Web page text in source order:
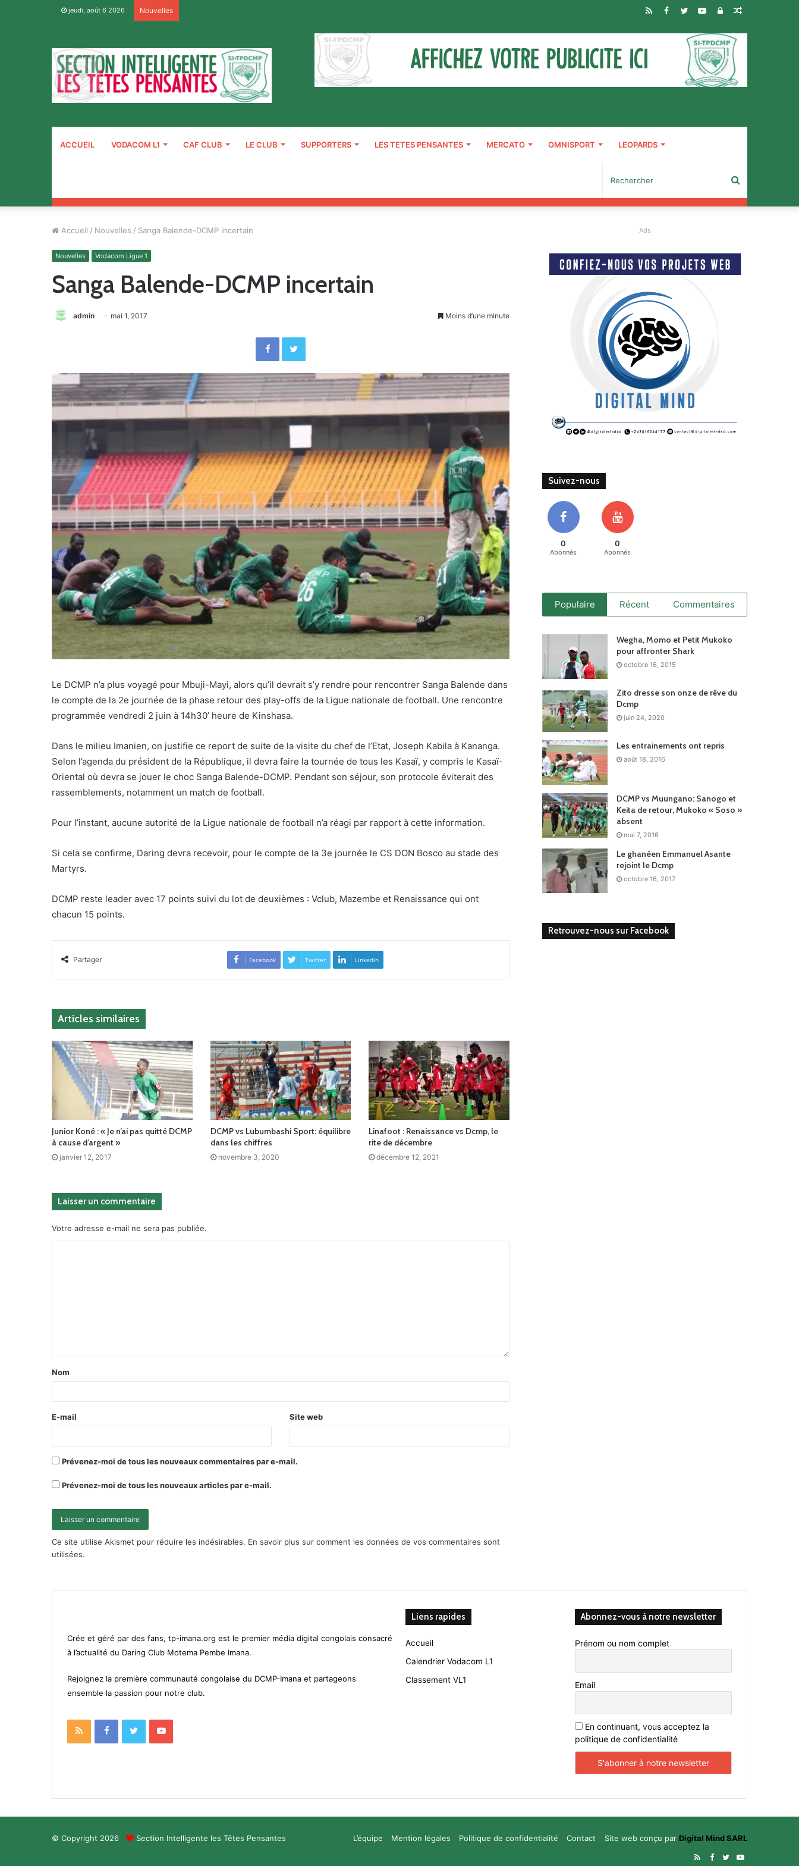
jeudi, août 6 2026 Nouvelles Article
Connexion
YouTube
Twitter
Facebook
RSS
ACCUEIL VODACOM L1 CAF CLUB LE CLUB SUPPORTERS LES TETES PENSANTES MERCATO OMNISPORT LEOPARDS
Accueil / Nouvelles / Sanga Balende-DCMP incertain
Nouvelles Vodacom Ligue 1
Sanga Balende-DCMP incertain
admin mai 1, 2017 Moins d’une minute
FacebookTwitter
Le DCMP n’a plus voyagé pour Mbuji-Mayi, alors qu’il devrait s’y rendre pour rencontrer Sanga Balende dans
le compte de la 2e journée de la phase retour des play-offs de la Ligue nationale de football. Une rencontre
programmée vendredi 2 juin à 14h30’ heure de Kinshasa.
Dans le milieu Imanien, on justifie ce report de suite de la visite du chef de l’Etat, Joseph Kabila à Kananga.
Selon l’agenda du président de la République, il devra faire la tournée de tous les Kasaï, y compris le Kasaï-
Oriental où devra se jouer le choc Sanga Balende-DCMP. Pendant son séjour, son protocole éviterait des
rassemblements, notamment un match de football.
Pour l’instant, aucune autorité de la Ligue nationale de football n’a réagi par rapport à cette information.
Si cela se confirme, Daring devra recevoir, pour le compte de la 3e journée le CS DON Bosco au stade des
Martyrs.
DCMP reste leader avec 17 points suivi du lot de deuxièmes : Vclub, Mazembe et Renaissance qui ont
chacun 15 points.
Partager Facebook Twitter Linkedin
Articles similaires
Junior Koné : « Je n’ai pas quitté DCMP
à cause d’argent »
janvier 12, 2017
DCMP vs Lubumbashi Sport: équilibre
dans les chiffres
novembre 3, 2020
Linafoot : Renaissance vs Dcmp, le
rite de décembre
décembre 12, 2021
Laisser un commentaire
Votre adresse e-mail ne sera pas publiée.
Nom
E-mail Site web
Prévenez-moi de tous les nouveaux commentaires par e-mail.
Prévenez-moi de tous les nouveaux articles par e-mail.
Ce site utilise Akismet pour réduire les indésirables. En savoir plus sur comment les données de vos commentaires sont
utilisées.
Ads
Suivez-nous
0
Abonnés
0
Abonnés
Populaire Récent Commentaires
Wegha, Momo et Petit Mukoko
pour affronter Shark
octobre 16, 2015
Zito dresse son onze de rêve du
Dcmp
juin 24, 2020
Les entrainements ont repris
août 18, 2016
DCMP vs Muungano: Sanogo et
Keita de retour, Mukoko « Soso »
absent
mai 7, 2016
Le ghanéen Emmanuel Asante
rejoint le Dcmp
octobre 16, 2017
Retrouvez-nous sur Facebook
Crée et géré par des fans, tp-imana.org est le premier média digital congolais consacré
à l’actualité du Daring Club Motema Pembe Imana.
Rejoignez la première communauté congolaise du DCMP-Imana et partageons
ensemble la passion pour notre club.
RSS FacebookTwitterYouTube
Liens rapides
Accueil
Calendrier Vodacom L1
Classement VL1
Abonnez-vous à notre newsletter
Prénom ou nom complet
Email
En continuant, vous acceptez la
politique de confidentialité
© Copyright 2026 Section Intelligente les Têtes Pensantes Site web conçu par Digital Mind SARL
L’équipe Mention légales Politique de confidentialité
Contact
RSSFacebook
TwitterYouTube